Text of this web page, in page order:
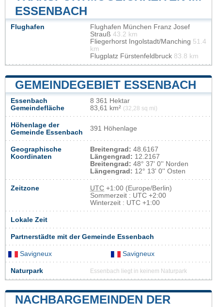
ESSENBACH
Flughafen
Flughafen München Franz Josef
Strauß 43.2 km
Fliegerhorst Ingolstadt/Manching 51.4
km
Flugplatz Fürstenfeldbruck 83.8 km
GEMEINDEGEBIET ESSENBACH
Essenbach
Gemeindefläche
8 361 Hektar
83,61 km² (32,28 sq mi)
Höhenlage der
Gemeinde Essenbach
391 Höhenlage
Geographische
Koordinaten
Breitengrad: 48.6167
Längengrad: 12.2167
Breitengrad: 48° 37' 0'' Norden
Längengrad: 12° 13' 0'' Osten
Zeitzone UTC +1:00 (Europe/Berlin)
Sommerzeit : UTC +2:00
Winterzeit : UTC +1:00
Lokale Zeit
Partnerstädte mit der Gemeinde Essenbach
Savigneux Savigneux
Naturpark Essenbach liegt in keinem Naturpark
NACHBARGEMEINDEN DER